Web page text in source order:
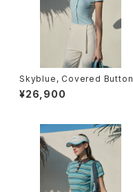
Skyblue, Covered Button
Cardigan (short sleeve)
¥26,900